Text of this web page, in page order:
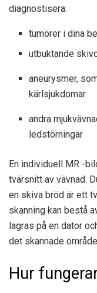
diagnostisera:
tumörer i dina
utbuktande
aneurysmer,
kärlsjukdomar
andra
ledstörningar
En individuell MR -
tvärsnitt av vävnad.
en skiva bröd är ett
skanning kan bestå
lagras på en dator
det skannade
Hur